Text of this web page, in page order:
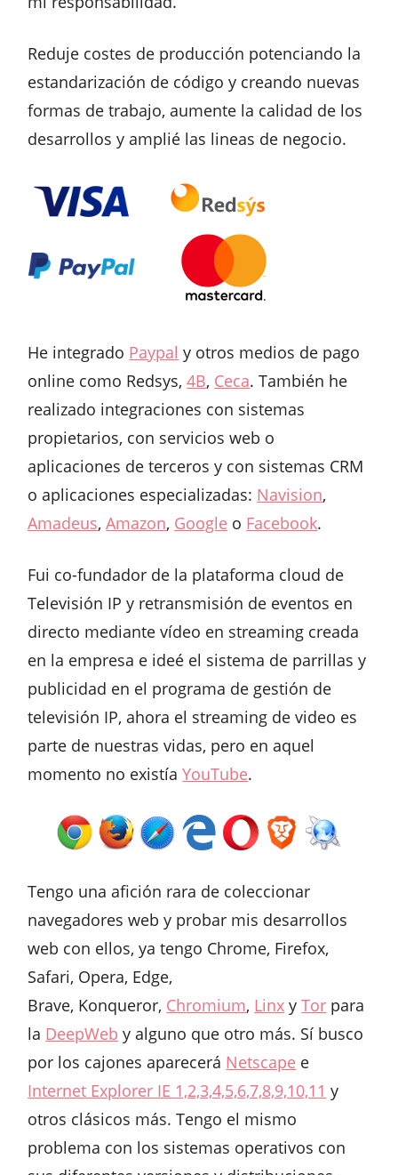
Reduje costes de producción potenciando la
estandarización de código y creando nuevas
formas de trabajo, aumente la calidad de los
desarrollos y amplié las lineas de negocio.
He integrado Paypal y otros medios de pago
online como Redsys,4B, Ceca. También he
realizado integraciones con sistemas
propietarios, con servicios web o
aplicaciones de terceros y con sistemas CRM
o aplicaciones especializadas: Navision,
Amadeus,Amazon, Google o Facebook.
Fui co-fundador de la plataforma cloud de
Televisión IP y retransmisión de eventos en
directo mediante vídeo en streaming creada
en la empresa e ideé el sistema de parrillas y
publicidad en el programa de gestión de
televisión IP, ahora el streaming de video es
parte de nuestras vidas, pero en aquel
momento no existíaYouTube.
Tengo una afición rara de coleccionar
navegadores web y probar mis desarrollos
web con ellos, ya tengo Chrome, Firefox,
Safari, Opera, Edge,
Brave, Konqueror, Chromium, Linx yTor para
la DeepWeb y alguno que otro más. Sí busco
por los cajones aparecerá Netscape e
Internet Explorer IE 1,2,3,4,5,6,7,8,9,10,11 y
otros clásicos más. Tengo el mismo
problema con los sistemas operativos con